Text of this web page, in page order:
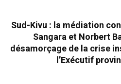
Sud-Kivu : la médiation
Sangara et Norbert
désamorçage de la crise
l’Exécutif